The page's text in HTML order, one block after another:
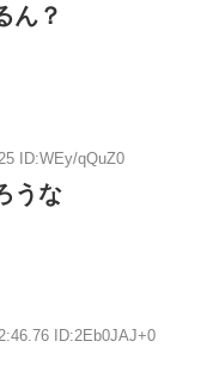
ん？
ID:WEy/qQuZ0
うな
ID:2Eb0JAJ+0